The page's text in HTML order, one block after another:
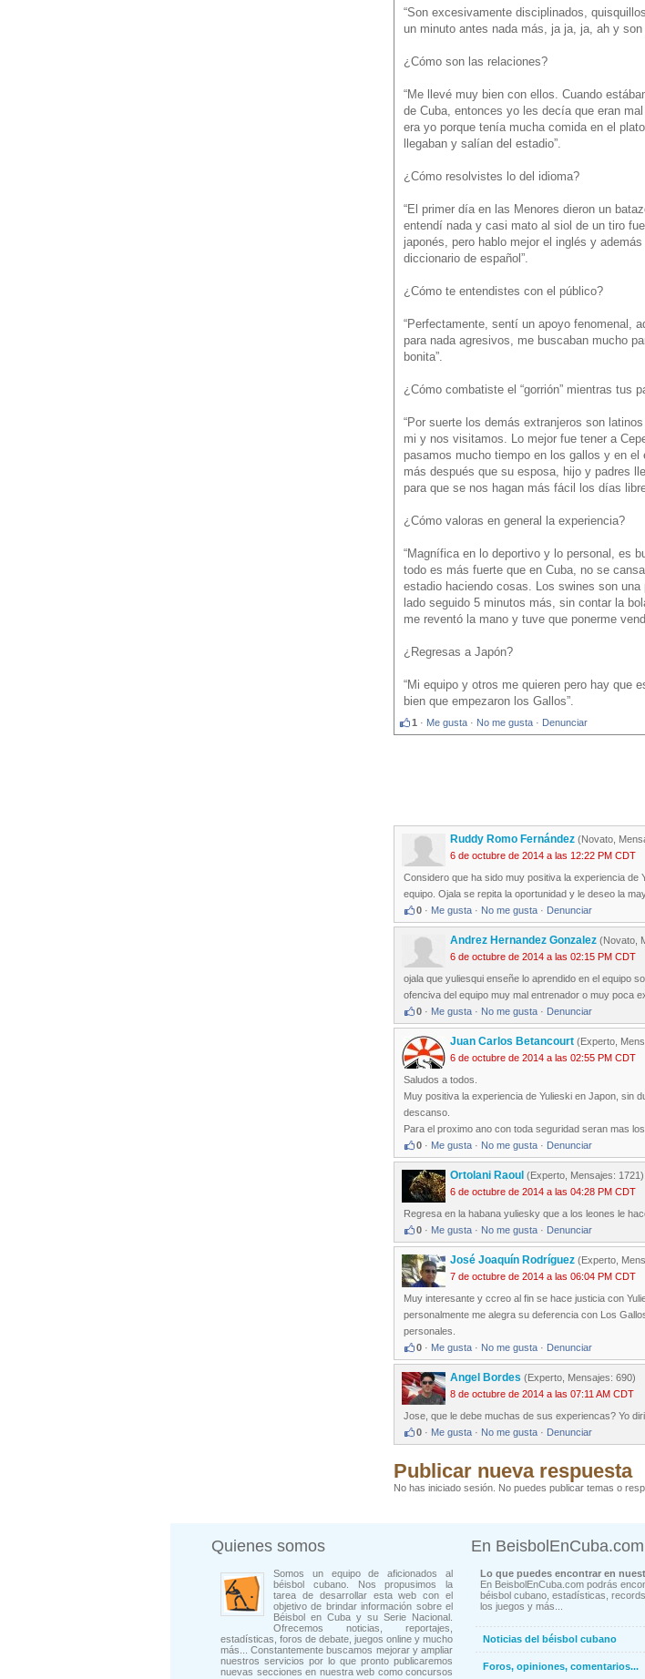
“Son excesivamente disciplinados,
un minuto antes nada más, ja ja, ja, ah y
¿Cómo son las relaciones?
“Me llevé muy bien con ellos. Cuando
de Cuba, entonces yo les decía que eran
era yo porque tenía mucha comida en el
llegaban y salían del estadio”.
¿Cómo resolvistes lo del idioma?
“El primer día en las Menores dieron un
entendí nada y casi mato al siol de un tiro
japonés, pero hablo mejor el inglés y
diccionario de español”.
¿Cómo te entendistes con el público?
“Perfectamente, sentí un apoyo fenomenal,
para nada agresivos, me buscaban mucho
bonita”.
¿Cómo combatiste el “gorrión” mientras tus
“Por suerte los demás extranjeros son
mi y nos visitamos. Lo mejor fue tener a
pasamos mucho tiempo en los gallos y en
más después que su esposa, hijo y padres
para que se nos hagan más fácil los días
¿Cómo valoras en general la experiencia?
“Magnífica en lo deportivo y lo personal, es
todo es más fuerte que en Cuba, no se
estadio haciendo cosas. Los swines son
lado seguido 5 minutos más, sin contar la
me reventó la mano y tuve que ponerme
¿Regresas a Japón?
“Mi equipo y otros me quieren pero hay que
bien que empezaron los Gallos”.
1 · Me gusta · No me gusta · Denunciar
Ruddy Romo Fernández (Novato,
6 de octubre de 2014 a las 12:22 PM CDT
Considero que ha sido muy positiva la experiencia
equipo. Ojala se repita la oportunidad y le deseo la
0 · Me gusta · No me gusta · Denunciar
Andrez Hernandez Gonzalez (Novato,
6 de octubre de 2014 a las 02:15 PM CDT
ojala que yuliesqui enseñe lo aprendido en el equipo
ofenciva del equipo muy mal entrenador o muy poca
0 · Me gusta · No me gusta · Denunciar
Juan Carlos Betancourt (Experto,
6 de octubre de 2014 a las 02:55 PM CDT
Saludos a todos.
Muy positiva la experiencia de Yulieski en Japon, sin
descanso.
Para el proximo ano con toda seguridad seran mas
0 · Me gusta · No me gusta · Denunciar
Ortolani Raoul (Experto, Mensajes: 1721)
6 de octubre de 2014 a las 04:28 PM CDT
Regresa en la habana yuliesky que a los leones le
0 · Me gusta · No me gusta · Denunciar
José Joaquín Rodríguez (Experto,
7 de octubre de 2014 a las 06:04 PM CDT
Muy interesante y ccreo al fin se hace justicia con
personalmente me alegra su deferencia con Los
personales.
0 · Me gusta · No me gusta · Denunciar
Angel Bordes (Experto, Mensajes: 690)
8 de octubre de 2014 a las 07:11 AM CDT
Jose, que le debe muchas de sus experiencas? Yo
0 · Me gusta · No me gusta · Denunciar
Publicar nueva respuesta
No has iniciado sesión. No puedes publicar temas o
Quienes somos
Somos un equipo de aficionados al
béisbol cubano. Nos propusimos la
tarea de desarrollar esta web con el
objetivo de brindar información sobre el
Béisbol en Cuba y su Serie Nacional.
Ofrecemos noticias, reportajes,
estadísticas, foros de debate, juegos online y mucho
más... Constantemente buscamos mejorar y ampliar
nuestros servicios por lo que pronto publicaremos
nuevas secciones en nuestra web como concursos
En BeisbolEnCuba.com
Lo que puedes encontrar en
En BeisbolEnCuba.com podrás
béisbol cubano, estadísticas,
los juegos y más...
Noticias del béisbol cubano
Foros, opiniones, comentarios...